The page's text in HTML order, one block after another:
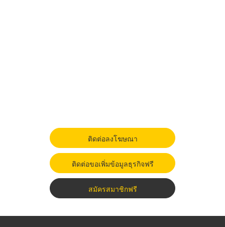
ติดต่อลงโฆษณา
ติดต่อขอเพิ่มข้อมูลธุรกิจฟรี
สมัครสมาชิกฟรี